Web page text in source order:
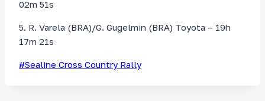
02m 51s
5. R. Varela (BRA)/G. Gugelmin (BRA) Toyota – 19h
17m 21s
Метки
#Sealine Cross Country Rally